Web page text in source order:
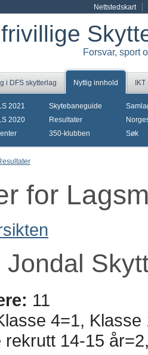
Nettstedskart
Forsvar, sport
i DFS skytterlag Nyttig innhold
2021
2020
Skytebaneguide
Resultater
350-klubben
Søk
for
11
4=1,
rekrutt 14-15